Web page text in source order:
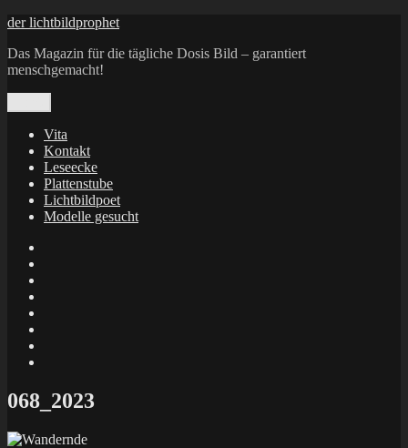
Zum
springen
der lichtbildprophet
Das Magazin für die tägliche Dosis Bild – garantiert
menschgemacht!
Vita
Kontakt
Leseecke
Plattenstube
Lichtbildpoet
Modelle gesucht
X
068_2023